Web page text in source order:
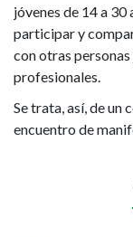
jóvenes de 14 a 30
participar y
con otras
profesionales.
Se trata, así, de
encuentro de